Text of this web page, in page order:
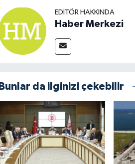
EDITÖR HAKKINDA
Haber Merkezi
Bunlar da ilginizi çekebilir